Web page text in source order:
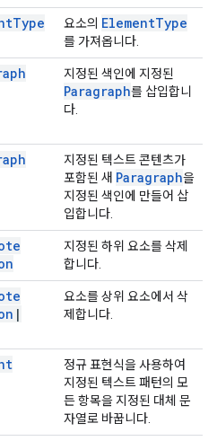
Type 요소의 ElementType
를 가져옵니다.
지정된 색인에 지정된
Paragraph를 삽입합니
다.
지정된 텍스트 콘텐츠가
포함된 새 Paragraph을
지정된 색인에 만들어 삽
입합니다.
지정된 하위 요소를 삭제
합니다.
|
요소를 상위 요소에서 삭
제합니다.
정규 표현식을 사용하여
지정된 텍스트 패턴의 모
든 항목을 지정된 대체 문
자열로 바꿉니다.